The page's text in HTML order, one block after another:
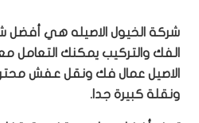
شركة الخيول الاصيله هي
الفك والتركيب يمكنك التعامل
الاصيل عمال فك ونقل عفش
ونقلة كبيرة جدا.